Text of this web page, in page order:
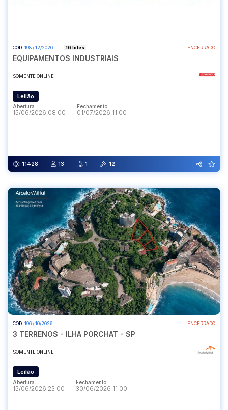
COD. 198 / 12/2026 16 lotes ENCERRADO
EQUIPAMENTOS INDUSTRIAIS
SOMENTE ONLINE
Leilão
Abertura
15/06/2026 08:00
Fechamento
01/07/2026 11:00
11428 13 1 12
COD. 196 / 10/2026 ENCERRADO
3 TERRENOS - ILHA PORCHAT - SP
SOMENTE ONLINE
Leilão
Abertura
15/06/2026 23:00
Fechamento
30/06/2026 11:00